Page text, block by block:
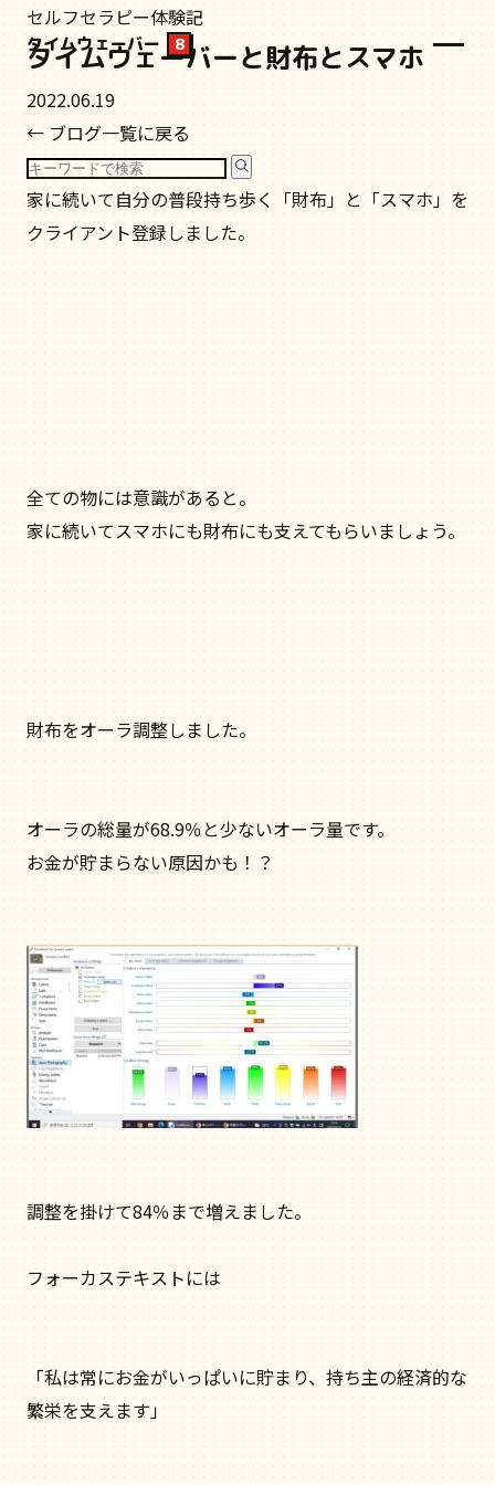
タイムウェーバー 8
セルフセラピー体験記
タイムウェーバーと財布とスマホ
2022.06.19
← ブログ一覧に戻る
家に続いて自分の普段持ち歩く「財布」と「スマホ」を
クライアント登録しました。
全ての物には意識があると。
家に続いてスマホにも財布にも支えてもらいましょう。
財布をオーラ調整しました。
オーラの総量が68.9％と少ないオーラ量です。
お金が貯まらない原因かも！？
調整を掛けて84％まで増えました。
フォーカステキストには
「私は常にお金がいっぱいに貯まり、持ち主の経済的な
繁栄を支えます」